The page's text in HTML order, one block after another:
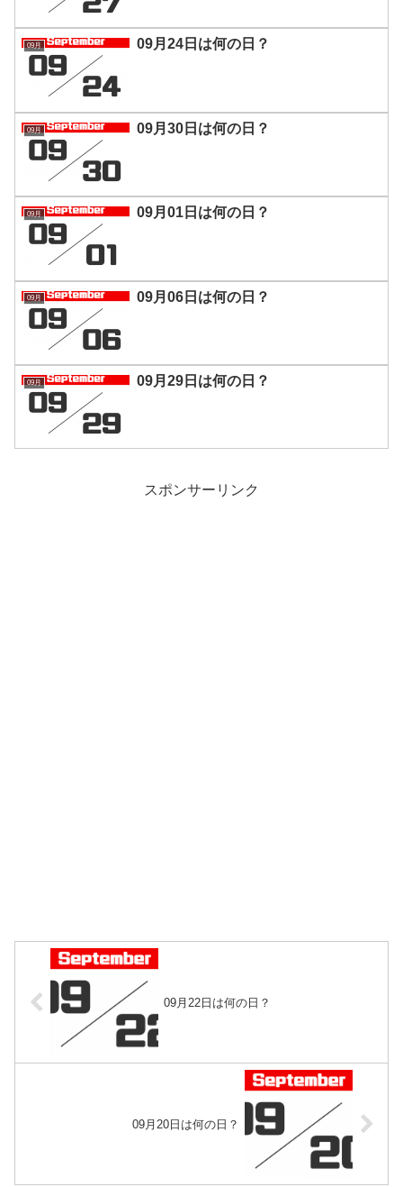
09月 09月24日は何の日？
09月 09月30日は何の日？
09月 09月01日は何の日？
09月 09月06日は何の日？
09月 09月29日は何の日？
スポンサーリンク
09月22日は何の日？
09月20日は何の日？